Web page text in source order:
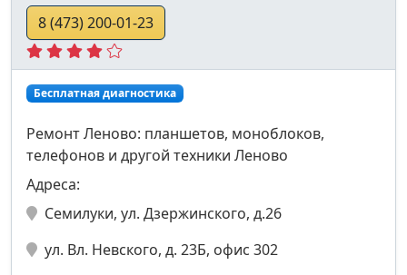
8 (473) 200-01-23
Бесплатная диагностика
Ремонт Леново: планшетов, моноблоков,
телефонов и другой техники Леново
Адреса:
Семилуки, ул. Дзержинского, д.26
ул. Вл. Невского, д. 23Б, офис 302